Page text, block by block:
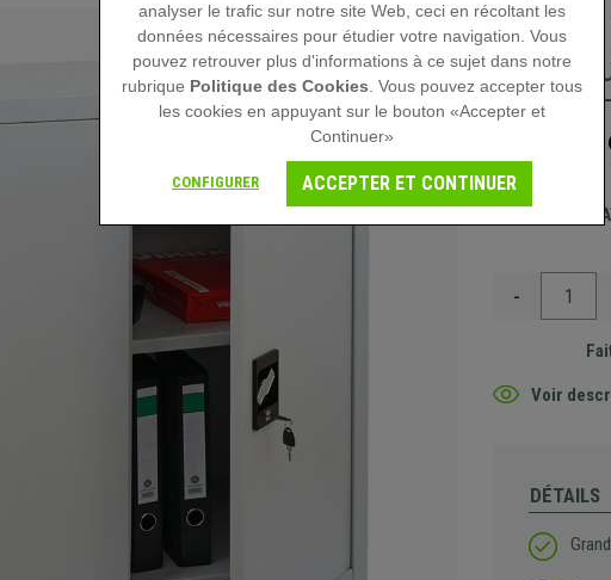
Caisson
avec
Envoi
-
Voir
DÉTAILS
analyser le trafic sur notre site Web, ceci en récoltant les
données nécessaires pour étudier votre navigation. Vous
pouvez retrouver plus d'informations à ce sujet dans notre
rubrique Politique des Cookies . Vous pouvez accepter tous
les cookies en appuyant sur le bouton «Accepter et
Continuer»
CONFIGURER ACCEPTER ET CONTINUER